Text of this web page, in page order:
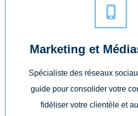
Marketing et
Spécialiste des réseaux
guide pour consolider votre
fidéliser votre clientèle et